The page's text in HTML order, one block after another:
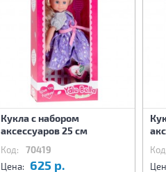
Кукла с набором
аксессуаров 25 см
Код: 70419
Цена: 625 р.